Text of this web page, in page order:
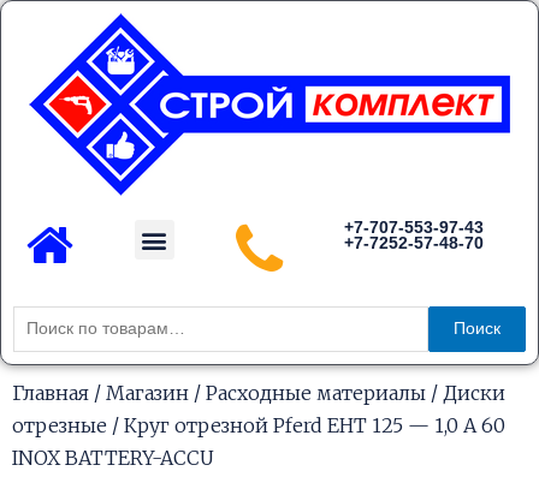
Перейти
содержимому
Menu
+7-707-553-97-43
+7-7252-57-48-70
Искать:
Поиск
Главная / Магазин / Расходные материалы / Диски
отрезные / Круг отрезной Pferd EHT 125 — 1,0 A 60
INOX BATTERY-ACCU